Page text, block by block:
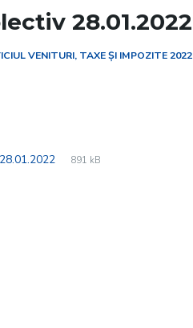
28.01.2022
VENITURI, TAXE ȘI IMPOZITE 2022
File
pdf
File
891 kB